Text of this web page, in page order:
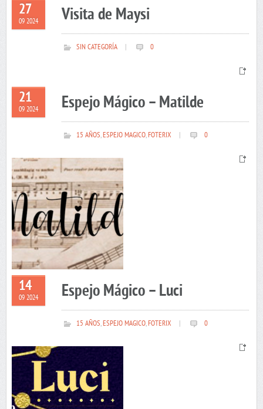
27
09 2024 Visita de Maysi
SIN CATEGORÍA 0
21
09 2024 Espejo Mágico – Matilde
15 AÑOS,ESPEJO MAGICO,FOTERIX 0
14
09 2024 Espejo Mágico – Luci
15 AÑOS,ESPEJO MAGICO,FOTERIX 0